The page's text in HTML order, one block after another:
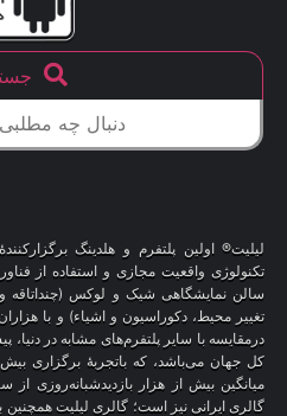
لیلیت® اولین پلتفرم و هلدینگ
تکنولوژی واقعیت مجازی و استفاده از
سالن نمایشگاهی شیک و لوکس (چنداتاقه
تغییر محیط، دکوراسیون و اشیاء) و با
درمقایسه با سایر پلتفرم‌های مشابه در دنیا،
میانگین بیش از هزار بازدیدشبانه‌روزی از
گالری ایرانی نیز است؛ گالری لیلیت همچنین